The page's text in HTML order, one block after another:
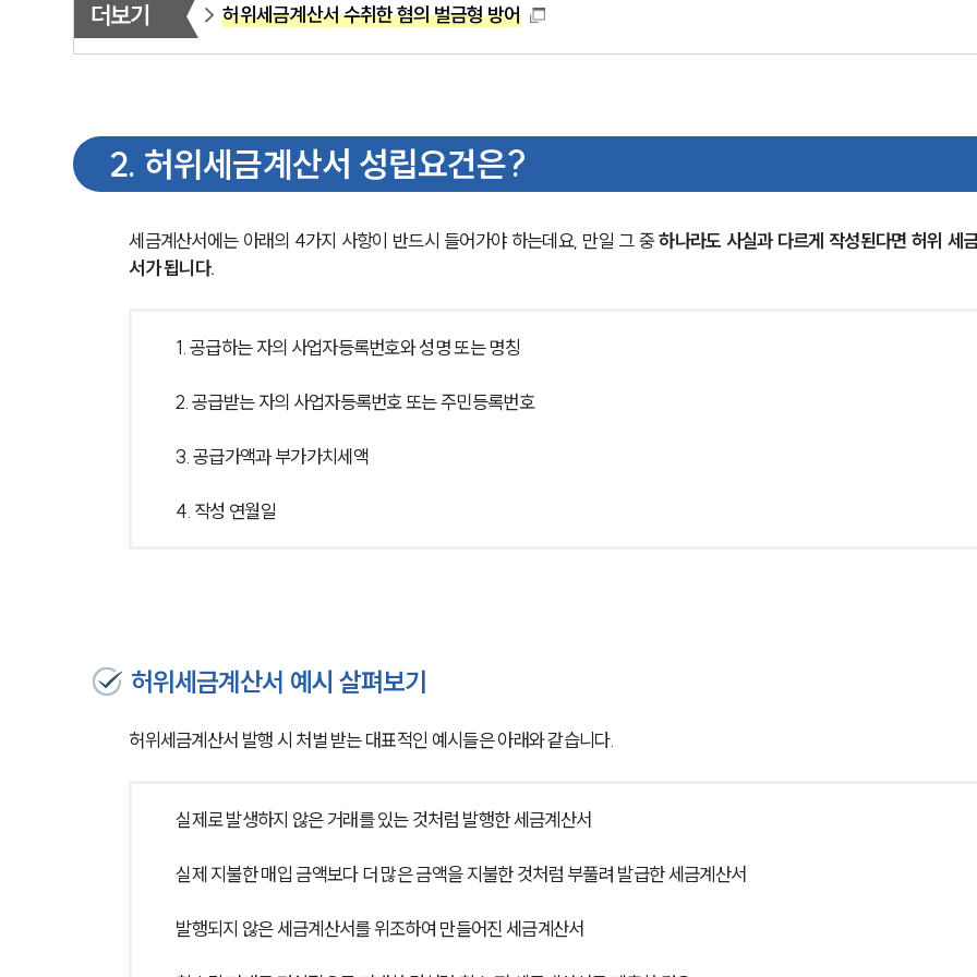
더보기 허위세금계산서 수취한 혐의 벌금형 방어
2. 허위세금계산서 성립요건은?
세금계산서에는 아래의 4가지 사항이 반드시 들어가야 하는데요, 만일 그 중 하나라도 사실과 다르게 작성된다면 허위 세
서가 됩니다.
1. 공급하는 자의 사업자등록번호와 성명 또는 명칭
2. 공급받는 자의 사업자등록번호 또는 주민등록번호
3. 공급가액과 부가가치세액
4. 작성 연월일
허위세금계산서 예시 살펴보기
허위세금계산서 발행 시 처벌 받는 대표적인 예시들은 아래와 같습니다.
실제로 발생하지 않은 거래를 있는 것처럼 발행한 세금계산서
실제 지불한 매입 금액보다 더 많은 금액을 지불한 것처럼 부풀려 발급한 세금계산서
발행되지 않은 세금계산서를 위조하여 만들어진 세금계산서